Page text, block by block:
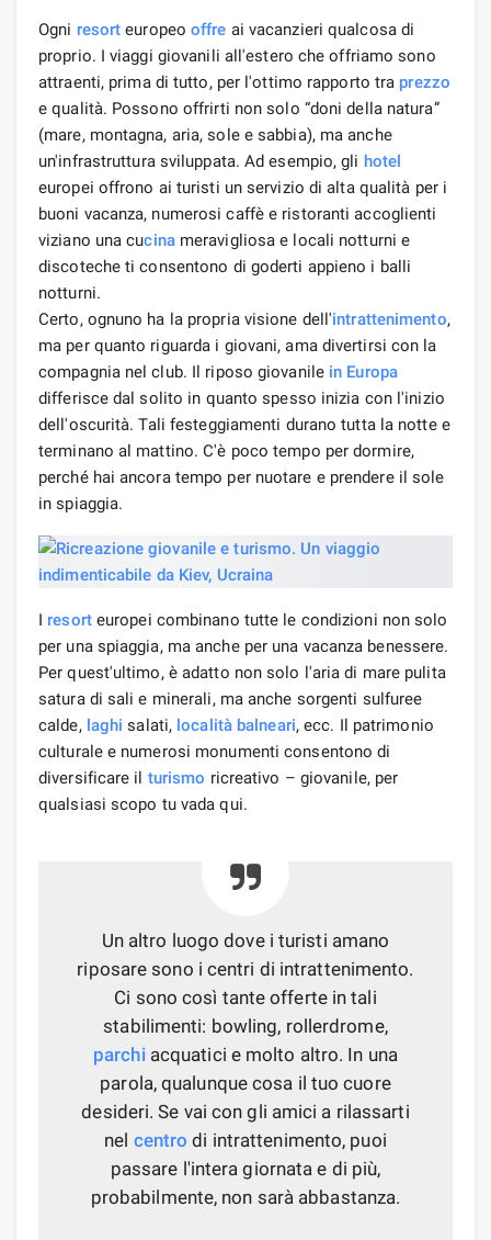
Ogni resort europeooffre ai vacanzieri qualcosa di
proprio. I viaggi giovanili all'estero che offriamo sono
attraenti, prima di tutto, per l'ottimo rapporto tra prezzo
e qualità. Possono offrirti non solo “doni della natura”
(mare, montagna, aria, sole e sabbia), ma anche
un'infrastruttura sviluppata. Ad esempio, gli hotel
europei offrono ai turisti un servizio di alta qualità per i
buoni vacanza, numerosi caffè e ristoranti accoglienti
viziano una cucinameravigliosa e locali notturni e
discoteche ti consentono di goderti appieno i balli
notturni.
Certo, ognuno ha la propria visione dell'intrattenimento,
ma per quanto riguarda i giovani, ama divertirsi con la
compagnia nel club. Il riposo giovanile in Europa
differisce dal solito in quanto spesso inizia con l'inizio
dell'oscurità. Tali festeggiamenti durano tutta la notte e
terminano al mattino. C'è poco tempo per dormire,
perché hai ancora tempo per nuotare e prendere il sole
in spiaggia.
I resorteuropei combinano tutte le condizioni non solo
per una spiaggia, ma anche per una vacanza benessere.
Per quest'ultimo, è adatto non solo l'aria di mare pulita
satura di sali e minerali, ma anche sorgenti sulfuree
calde, laghi salati, località balneari, ecc. Il patrimonio
culturale e numerosi monumenti consentono di
diversificare il turismo ricreativo – giovanile, per
qualsiasi scopo tu vada qui.
Un altro luogo dove i turisti amano
riposare sono i centri di intrattenimento.
Ci sono così tante offerte in tali
stabilimenti: bowling, rollerdrome,
parchiacquatici e molto altro. In una
parola, qualunque cosa il tuo cuore
desideri. Se vai con gli amici a rilassarti
nel centro di intrattenimento, puoi
passare l'intera giornata e di più,
probabilmente, non sarà abbastanza.